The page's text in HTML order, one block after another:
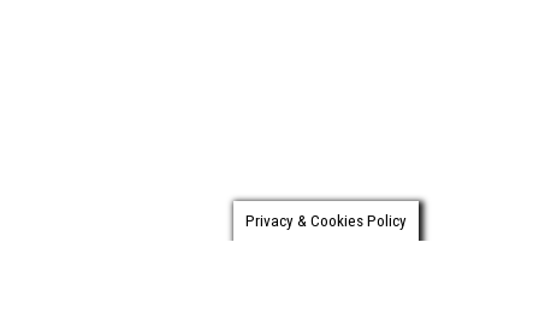
Privacy & Cookies Policy